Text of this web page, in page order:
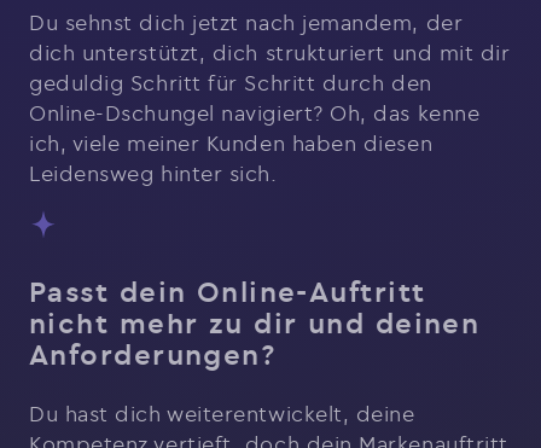
Du sehnst dich jetzt nach jemandem, der
dich unterstützt, dich strukturiert und mit dir
geduldig Schritt für Schritt durch den
Online-Dschungel navigiert? Oh, das kenne
ich, viele meiner Kunden haben diesen
Leidensweg hinter sich.
Passt dein Online-Auftritt
nicht mehr zu dir und deinen
Anforderungen?
Du hast dich weiterentwickelt, deine